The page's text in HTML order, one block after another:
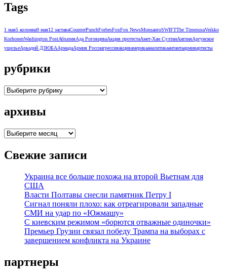
Tags
1 мая5 колонна9 мая12 заставаCounterPunchForbesFoxFox NewsMonsantoSWIFTThe TimesusaVeikko
KorhonenWashington PostАбхазияАда РоговцеваАкция протестаАмет-Хан СултанАнглияАргунское
ущельеАркадий ДЗЮБААрмадаАрмия Россиагрессияакцияамерикааналитикаантантаармияартисты
рубрики
рубрики
архивы
архивы
Свежие записи
Украина все больше похожа на второй Вьетнам для
США
Власти Полтавы снесли памятник Петру I
Сигнал поняли плохо: как отреагировали западные
СМИ на удар по «Южмашу»
С киевским режимом «борются отважные одиночки»
Премьер Грузии связал победу Трампа на выборах с
завершением конфликта на Украине
партнеры